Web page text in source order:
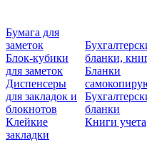
Бумага для
заметок
Блок-кубики
для заметок
Диспенсеры
для закладок и
блокнотов
Клейкие
закладки
бланки,
Бланки
бланки
Книги учета